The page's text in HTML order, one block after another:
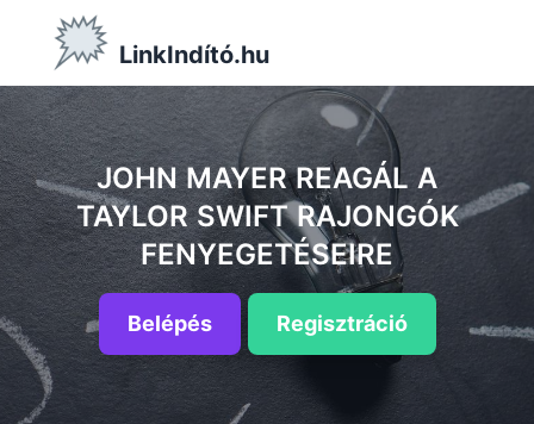
LinkIndító.hu
JOHN MAYER REAGÁL A
TAYLOR SWIFT RAJONGÓK
FENYEGETÉSEIRE
Belépés Regisztráció